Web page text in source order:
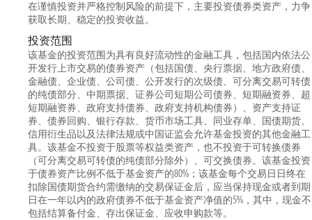
在谨慎投资并严格控制风险的前提下，主要投资债券类资产，力争
获取长期、稳定的投资收益。
投资范围
该基金的投资范围为具有良好流动性的金融工具，包括国内依法公
开发行上市交易的债券资产（包括国债、央行票据、地方政府债、
金融债、企业债、公司债、公开发行的次级债、可分离交易可转债
的纯债部分、中期票据、证券公司短期公司债券、短期融资券、超
短期融资券、政府支持债券、政府支持机构债券）、资产支持证
券、债券回购、银行存款、货币市场工具、同业存单、国债期货、
信用衍生品以及法律法规或中国证监会允许基金投资的其他金融工
具。该基金不投资于股票等权益类资产，也不投资于可转换债券
（可分离交易可转债的纯债部分除外）、可交换债券。该基金投资
于债券资产比例不低于基金资产的80%；该基金每个交易日日终在
扣除国债期货合约需缴纳的交易保证金后，应当保持现金或者到期
日在一年以内的政府债券不低于基金资产净值的5%，其中，现金不
包括结算备付金、存出保证金、应收申购款等。